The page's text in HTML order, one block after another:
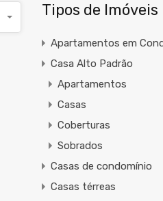
Tipos de Imóveis
Apartamentos em
Casa Alto Padrão
Apartamentos
Casas
Coberturas
Sobrados
Casas de condomínio
Casas térreas